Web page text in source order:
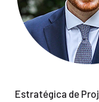
Estratégica de